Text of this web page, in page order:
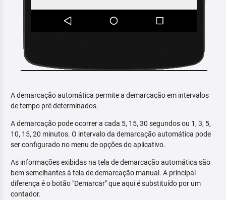
A demarcação automática permite a demarcação em intervalos
de tempo pré determinados.
A demarcação pode ocorrer a cada 5, 15, 30 segundos ou 1, 3, 5,
10, 15, 20 minutos. O intervalo da demarcação automática pode
ser configurado no menu de opções do aplicativo.
As informações exibidas na tela de demarcação automática são
bem semelhantes à tela de demarcação manual. A principal
diferença é o botão "Demarcar" que aqui é substituído por um
contador.